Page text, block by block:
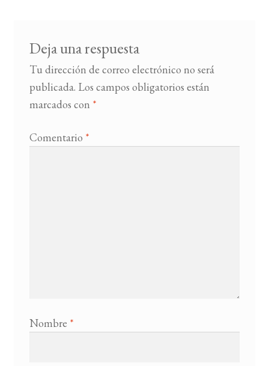
Deja una respuesta
Tu dirección de correo electrónico no será
publicada. Los campos obligatorios están
marcados con *
Comentario *
Nombre *